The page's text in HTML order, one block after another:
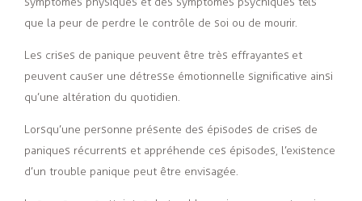
que la peur de perdre le contrôle de soi ou de mourir.
Les crises de panique peuvent être très effrayantes et
peuvent causer une détresse émotionnelle significative ainsi
qu’une altération du quotidien.
Lorsqu’une personne présente des épisodes de crises de
paniques récurrents et appréhende ces épisodes, l’existence
d’un trouble panique peut être envisagée.